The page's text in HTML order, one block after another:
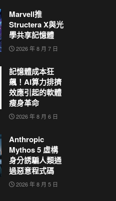
Marvell推
Structera X與光
學共享記憶體
2026 年 8 月 7 日
記憶體成本狂
飆！AI算力排擠
效應引起的軟體
瘦身革命
2026 年 8 月 6 日
Anthropic
Mythos 5 虛構
身分誘騙人類通
過惡意程式碼
2026 年 8 月 5 日